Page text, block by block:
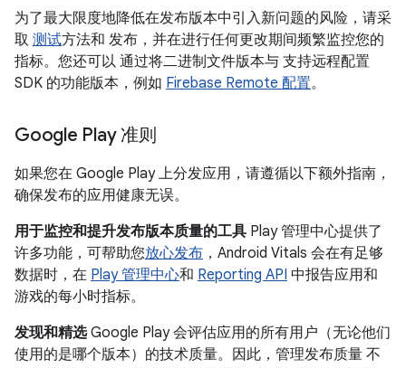
为了最大限度地降低在发布版本中引入新问题的风险，请采
取 测试方法和 发布，并在进行任何更改期间频繁监控您的
指标。您还可以 通过将二进制文件版本与 支持远程配置
SDK 的功能版本，例如 Firebase Remote 配置。
Google Play 准则
如果您在 Google Play 上分发应用，请遵循以下额外指南，
确保发布的应用健康无误。
用于监控和提升发布版本质量的工具 Play 管理中心提供了
许多功能，可帮助您放心发布 ，Android Vitals 会在有足够
数据时，在 Play 管理中心和 Reporting API 中报告应用和
游戏的每小时指标。
发现和精选Google Play 会评估应用的所有用户（无论他们
使用的是哪个版本）的技术质量。因此，管理发布质量 不